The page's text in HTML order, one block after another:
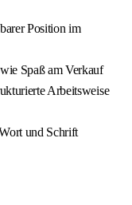
Position im
Spaß am Verkauf
Arbeitsweise
und Schrift